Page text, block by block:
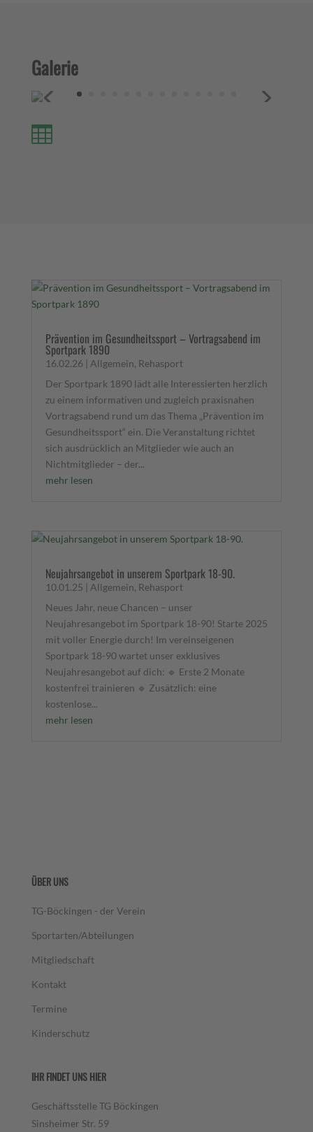
Galerie

Prävention im Gesundheitssport – Vortragsabend im
Sportpark 1890
16.02.26 | Allgemein, Rehasport
Der Sportpark 1890 lädt alle Interessierten herzlich
zu einem informativen und zugleich praxisnahen
Vortragsabend rund um das Thema „Prävention im
Gesundheitssport“ ein. Die Veranstaltung richtet
sich ausdrücklich an Mitglieder wie auch an
Nichtmitglieder – der...
mehr lesen
Neujahrsangebot in unserem Sportpark 18-90.
10.01.25 Allgemein, Rehasport
Neues Jahr, neue Chancen – unser
Neujahresangebot im Sportpark 18-90! Starte 2025
mit voller Energie durch! Im vereinseigenen
Sportpark 18-90 wartet unser exklusives
Neujahresangebot auf dich: 🔹 Erste 2 Monate
kostenfrei trainieren 🔹 Zusätzlich: eine
kostenlose...
mehr lesen
ÜBER UNS
TG-Böckingen - der Verein
Sportarten/Abteilungen
Mitgliedschaft
Kontakt
Termine
Kinderschutz
IHR FINDET UNS HIER
Geschäftsstelle TG Böckingen
Sinsheimer Str. 59